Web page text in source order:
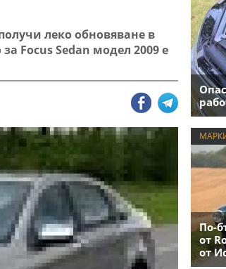
леко обновяване в
Focus Sedan модел 2009 е
По-
от
от